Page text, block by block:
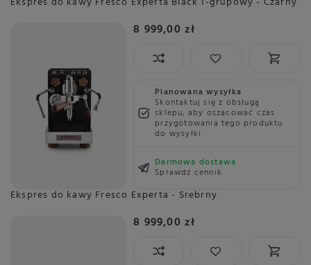
8 999,00 zł
Planowana wysyłka
Skontaktuj się z obsługą
sklepu, aby oszacować czas
przygotowania tego produktu
do wysyłki.
Darmowa dostawa
Sprawdź cennik
Ekspres do kawy Fresco Experta - Srebrny
8 999,00 zł